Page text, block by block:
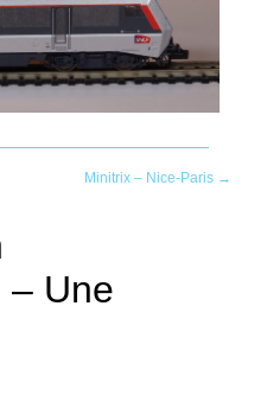
Minitrix – Nice-Paris →
– Une